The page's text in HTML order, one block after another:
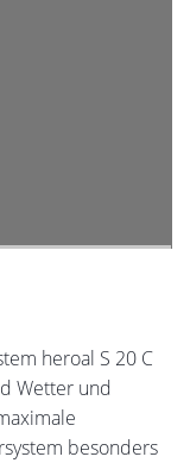
heroal S 20 C
Wetter und
besonders